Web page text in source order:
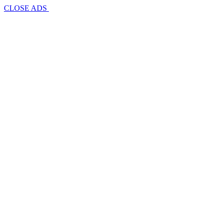
CLOSE ADS